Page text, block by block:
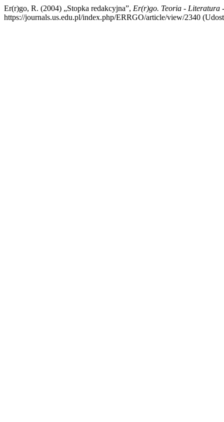
Er(r)go, R. (2004) „Stopka redakcyjna”, Er(r)go. Teoria - Literatura
https://journals.us.edu.pl/index.php/ERRGO/article/view/2340